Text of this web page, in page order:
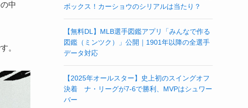
中
。
ボックス！カーショウのシリアルは当たり？
【無料DL】MLB選手図鑑アプリ「みんなで作る
図鑑（ミンツク）」公開｜1901年以降の全選手
データ対応
【2025年オールスター】史上初のスイングオフ
決着 ナ・リーグが7-6で勝利、MVPはシュワー
バー